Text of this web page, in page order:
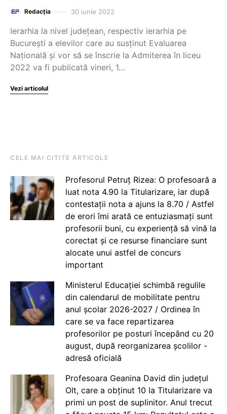
Redacția 30 iunie 2022
Ierarhia la nivel județean, respectiv ierarhia pe
București a elevilor care au susținut Evaluarea
Națională și vor să se înscrie la Admiterea în liceu
2022 va fi publicată vineri, 1…
Vezi articolul
CELE MAI CITITE ARTICOLE
Profesorul Petruț Rizea: O profesoară a
luat nota 4.90 la Titularizare, iar după
contestații nota a ajuns la 8.70 / Astfel
de erori îmi arată ce entuziasmați sunt
profesorii buni, cu experiență să vină la
corectat și ce resurse financiare sunt
alocate unui astfel de concurs
important
Ministerul Educației schimbă regulile
din calendarul de mobilitate pentru
anul școlar 2026-2027 / Ordinea în
care se va face repartizarea
profesorilor pe posturi începând cu 20
august, după reorganizarea școlilor -
adresă oficială
Profesoara Geanina David din județul
Olt, care a obținut 10 la Titularizare va
primi un post de suplinitor. Anul trecut